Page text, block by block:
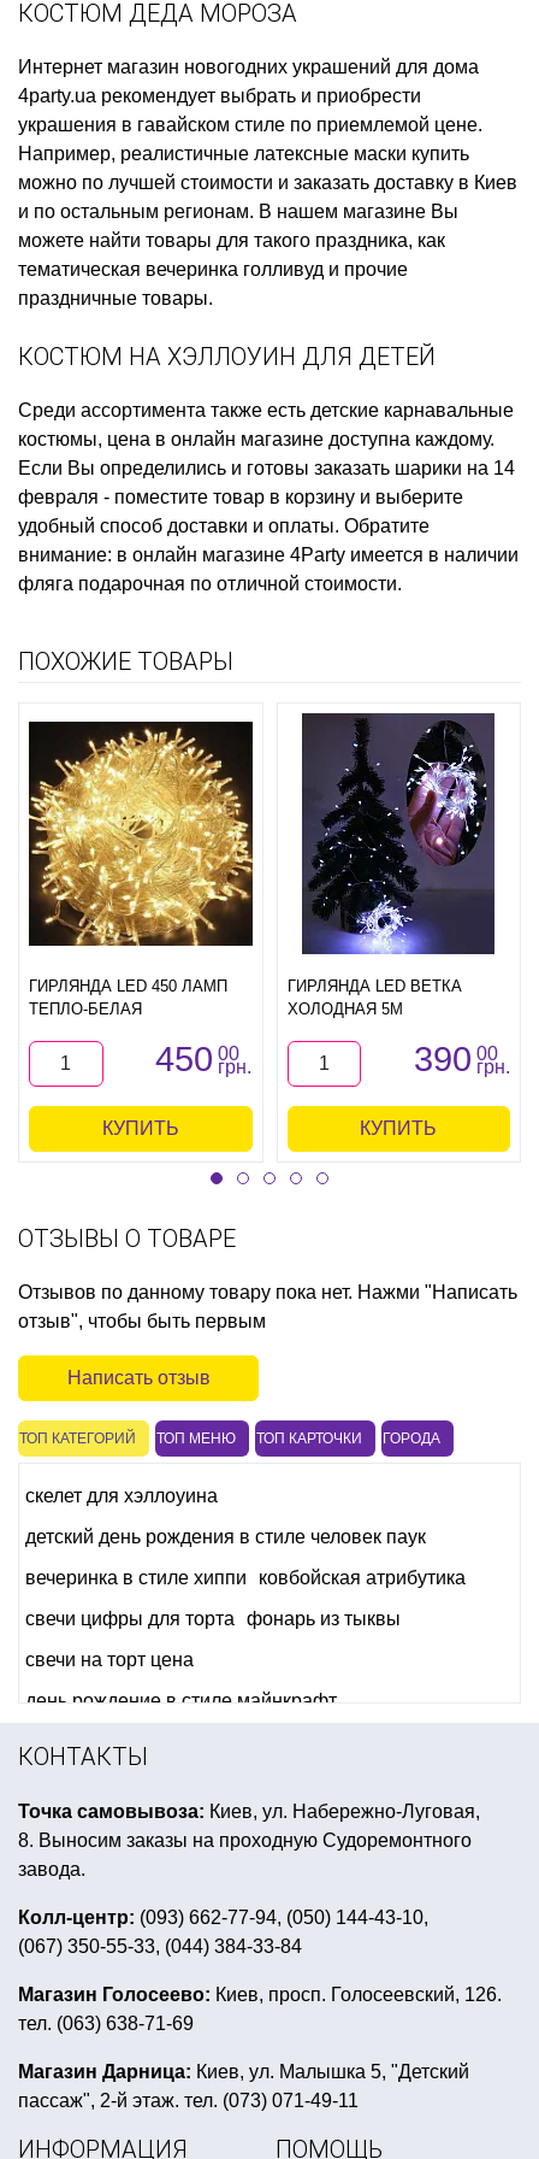
КОСТЮМ ДЕДА МОРОЗА
Интернет магазин новогодних украшений для дома
4party.ua рекомендует выбрать и приобрести
украшения в гавайском стиле по приемлемой цене.
Например, реалистичные латексные маски купить
можно по лучшей стоимости и заказать доставку в Киев
и по остальным регионам. В нашем магазине Вы
можете найти товары для такого праздника, как
тематическая вечеринка голливуд и прочие
праздничные товары.
КОСТЮМ НА ХЭЛЛОУИН ДЛЯ ДЕТЕЙ
Среди ассортимента также есть детские карнавальные
костюмы, цена в онлайн магазине доступна каждому.
Если Вы определились и готовы заказать шарики на 14
февраля - поместите товар в корзину и выберите
удобный способ доставки и оплаты. Обратите
внимание: в онлайн магазине 4Party имеется в наличии
фляга подарочная по отличной стоимости.
ПОХОЖИЕ ТОВАРЫ
ГИРЛЯНДА LED 450 ЛАМП
ТЕПЛО-БЕЛАЯ
450 00
грн.
КУПИТЬ
ГИРЛЯНДА LED ВЕТКА
ХОЛОДНАЯ 5М
390 00
грн.
КУПИТЬ
ОТЗЫВЫ О ТОВАРЕ
Отзывов по данному товару пока нет. Нажми "Написать
отзыв", чтобы быть первым
Написать отзыв
ТОП КАТЕГОРИЙ ТОП МЕНЮ ТОП КАРТОЧКИ ГОРОДА
скелет для хэллоуина
детский день рождения в стиле человек паук
вечеринка в стиле хиппи
ковбойская атрибутика
свечи цифры для торта
фонарь из тыквы
свечи на торт цена
день рождение в стиле майнкрафт
пати фуд днепр
новогодние гирлянды с бумаги
вечеринка в стиле стиляги
купить новогодние декоры
тематическая вечеринка голливуд
украшения на детский праздник
воздушный шар сердце цена
женские карнавальные костюмы киев
прикольные дипломы к 8 марта
новогодние салфетки купить
КОНТАКТЫ
Точка самовывоза: Киев, ул. Набережно-Луговая,
8. Выносим заказы на проходную Судоремонтного
завода.
Колл-центр: (093) 662-77-94, (050) 144-43-10,
(067) 350-55-33, (044) 384-33-84
Магазин Голосеево: Киев, просп. Голосеевский, 126.
тел. (063) 638-71-69
Магазин Дарница: Киев, ул. Малышка 5, "Детский
пассаж", 2-й этаж. тел. (073) 071-49-11
ИНФОРМАЦИЯ ПОМОЩЬ